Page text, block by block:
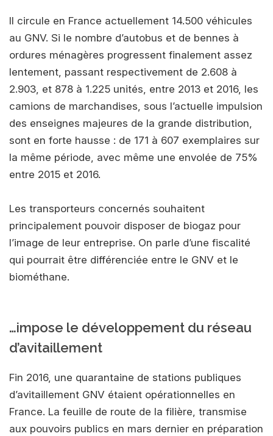
Il circule en France actuellement 14.500 véhicules
au GNV. Si le nombre d’autobus et de bennes à
ordures ménagères progressent finalement assez
lentement, passant respectivement de 2.608 à
2.903, et 878 à 1.225 unités, entre 2013 et 2016, les
camions de marchandises, sous l’actuelle impulsion
des enseignes majeures de la grande distribution,
sont en forte hausse : de 171 à 607 exemplaires sur
la même période, avec même une envolée de 75%
entre 2015 et 2016.
Les transporteurs concernés souhaitent
principalement pouvoir disposer de biogaz pour
l’image de leur entreprise. On parle d’une fiscalité
qui pourrait être différenciée entre le GNV et le
biométhane.
…impose le développement du réseau
d’avitaillement
Fin 2016, une quarantaine de stations publiques
d’avitaillement GNV étaient opérationnelles en
France. La feuille de route de la filière, transmise
aux pouvoirs publics en mars dernier en préparation